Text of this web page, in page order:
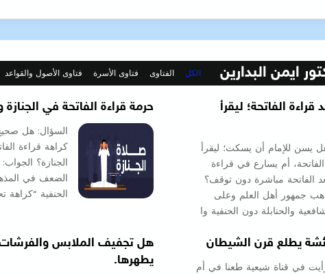
ايمن البدارين الكل الفتاوى فتاوى الأسرة فتاوى الأصول والقواعد
More
الفاتحة؛ ليقرأ
يسن للإمام أن يسكت؛ ليقرأ
أم يسارع في قراءة
الفاتحة مباشرة دون توقف؟
جمهور أهل العلم وعلى
والحنابلة دون الحنفية وا
حرمة قراءة الفاتحة في
السؤال: هل
كراهة قراءة
الجنازة؟
الضعف في
الحنفية “كراهة
يطلع قرن الشيطان
في قناة شيعية طعنا في أم
هل تجفيف الملابس
يطهرها.